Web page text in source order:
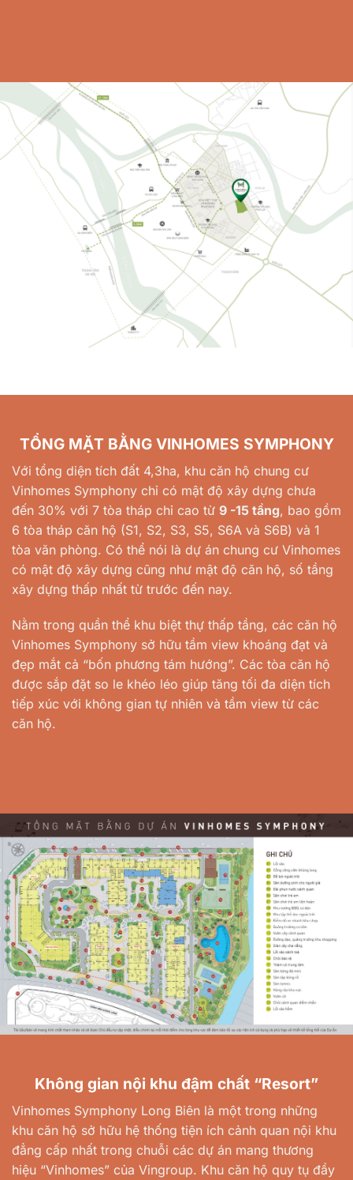
TỔNG MẶT BẰNG VINHOMES SYMPHONY
Với tổng diện tích đất 4,3ha, khu căn hộ chung cư
Vinhomes Symphony chỉ có mật độ xây dựng chưa
đến 30% với 7 tòa tháp chỉ cao từ 9 -15 tầng, bao gồm
6 tòa tháp căn hộ (S1, S2, S3, S5, S6A và S6B) và 1
tòa văn phòng. Có thể nói là dự án chung cư Vinhomes
có mật độ xây dựng cũng như mật độ căn hộ, số tầng
xây dựng thấp nhất từ trước đến nay.
Nằm trong quần thể khu biệt thự thấp tầng, các căn hộ
Vinhomes Symphony sở hữu tầm view khoáng đạt và
đẹp mắt cả “bốn phương tám hướng”. Các tòa căn hộ
được sắp đặt so le khéo léo giúp tăng tối đa diện tích
tiếp xúc với không gian tự nhiên và tầm view từ các
căn hộ.
Không gian nội khu đậm chất “Resort”
Vinhomes Symphony Long Biên là một trong những
khu căn hộ sở hữu hệ thống tiện ích cảnh quan nội khu
đẳng cấp nhất trong chuỗi các dự án mang thương
hiệu “Vinhomes” của Vingroup. Khu căn hộ quy tụ đầy